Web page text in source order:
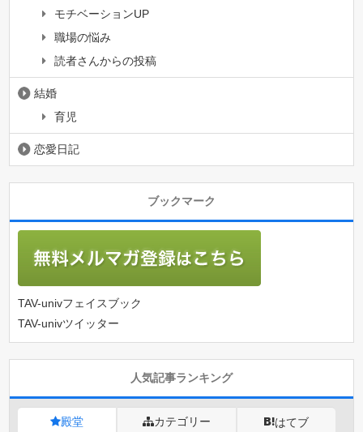
モチベーションUP
職場の悩み
読者さんからの投稿
結婚
育児
恋愛日記
ブックマーク
TAV-univフェイスブック
TAV-univツイッター
人気記事ランキング
殿堂 カテゴリー はてブ